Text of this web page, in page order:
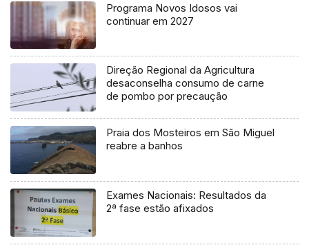
Programa Novos Idosos vai
continuar em 2027
Direção Regional da Agricultura
desaconselha consumo de carne
de pombo por precaução
Praia dos Mosteiros em São Miguel
reabre a banhos
Exames Nacionais: Resultados da
2ª fase estão afixados